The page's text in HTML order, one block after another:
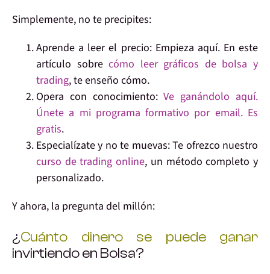
Simplemente, no te precipites:
Aprende a leer el precio: Empieza aquí. En este
artículo sobrecómo leer gráficos de bolsa y
trading, te enseño cómo.
Opera con conocimiento:Ve ganándolo aquí.
Únete a mi programa formativo por email. Es
gratis.
Especialízatey no te muevas: Te ofrezco nuestro
curso de trading online, un método completo y
personalizado.
Y ahora, la pregunta del millón:
¿Cuánto dinero se puede ganar
invirtiendo en Bolsa?